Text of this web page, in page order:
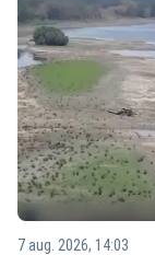
7 aug. 2026, 14:03